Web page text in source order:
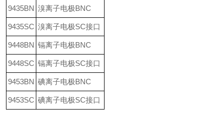
9435BN 溴离子电极BNC
9435SC 溴离子电极SC接口
9448BN 镉离子电极BNC
9448SC 镉离子电极SC接口
9453BN 碘离子电极BNC
9453SC 碘离子电极SC接口